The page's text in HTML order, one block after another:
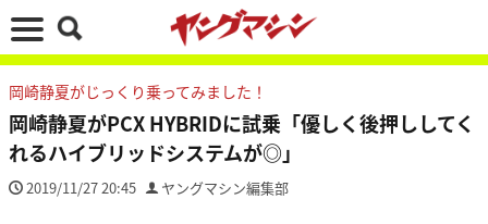
岡崎静夏がじっくり乗ってみました！
岡崎静夏がPCX HYBRIDに試乗「優しく後押ししてく
れるハイブリッドシステムが◎」
2019/11/27 20:45 ヤングマシン編集部